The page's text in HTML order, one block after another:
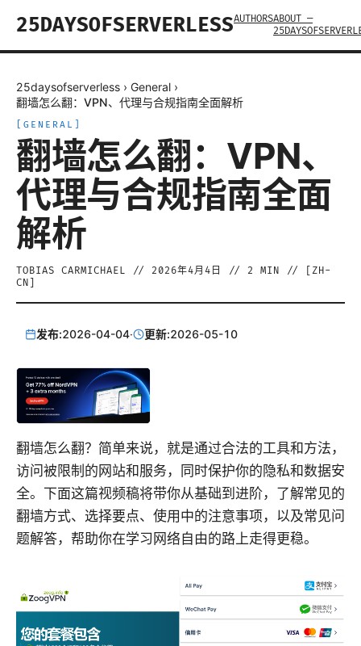
25DAYSOFSERVERLESSAUTHORSABOUT —
25daysofserverless › General ›
翻墙怎么翻：VPN、代理与合规指南全面解析
GENERAL
翻墙怎么翻：VPN、
代理与合规指南全面
解析
TOBIAS CARMICHAEL // 2026年4月4日 // 2 MIN // [ ZH-
CN
发布:2026-04-04· 更新:2026-05-10
翻墙怎么翻？简单来说，就是通过合法的工具和方法，
访问被限制的网站和服务，同时保护你的隐私和数据安
全。下面这篇视频稿将带你从基础到进阶，了解常见的
翻墙方式、选择要点、使用中的注意事项，以及常见问
题解答，帮助你在学习网络自由的路上走得更稳。